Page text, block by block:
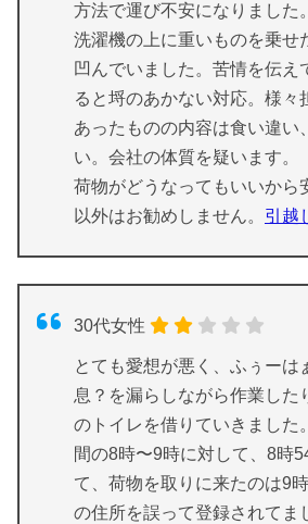
方法で運び不安になりました
洗濯機の上に重いものを乗せ
凹んでいました。苦情を伝え
ると埒のあかない対応。様々
あったものの内容は食い違い
い。会社の体質を疑います。
荷物がどうなってもいいから
以外はお勧めしません。
引越
30代女性
とても愛想が悪く、ふぅーは
息？を漏らしながら作業した
のトイレを借りていきました
間の8時〜9時に対して、8時
て、荷物を取りに来たのは9
の住所を誤って登録されてま